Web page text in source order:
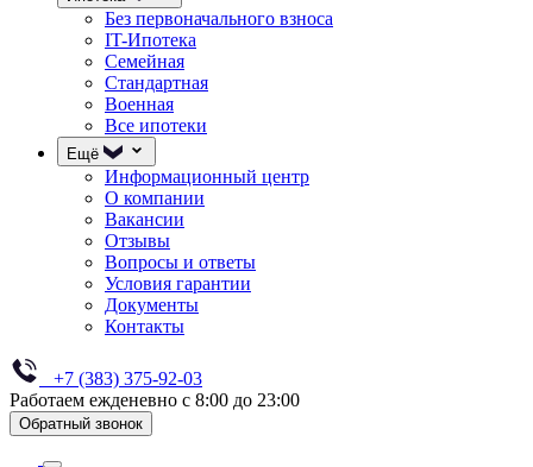
Без первоначального взноса
IT-Ипотека
Семейная
Стандартная
Военная
Все ипотеки
Ещё
Информационный центр
О компании
Вакансии
Отзывы
Вопросы и ответы
Условия гарантии
Документы
Контакты
+7 (383) 375-92-03
Работаем ежденевно с 8:00 до 23:00
Обратный звонок